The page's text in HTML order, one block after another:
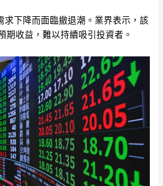
求下降而面臨撤退潮。業界表示，該
期收益，難以持續吸引投資者。